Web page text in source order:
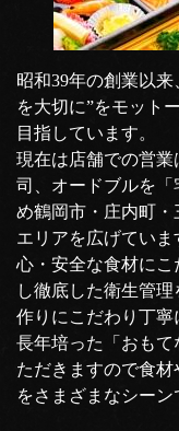
昭和39年の創業以
を大切に”をモット
目指しています。
現在は店舗での営
司、オードブルを
め鶴岡市・庄内町
エリアを広げてい
心・安全な食材に
し徹底した衛生管
作りにこだわり丁寧
長年培った「おも
ただきますので食
をさまざまなシーン